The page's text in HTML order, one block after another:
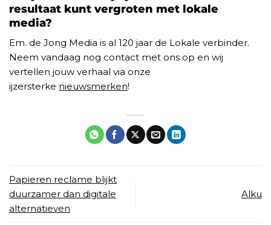
resultaat kunt vergroten met lokale
media?
Em. de Jong Media is al 120 jaar de Lokale verbinder.
Neem vandaag nog contact met ons op en wij
vertellen jouw verhaal via onze
ijzersterke nieuwsmerken!
Papieren reclame blijkt
duurzamer dan digitale
alternatieven
Alku